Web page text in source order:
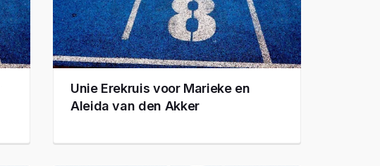
Unie Erekruis voor Marieke en
Aleida van den Akker